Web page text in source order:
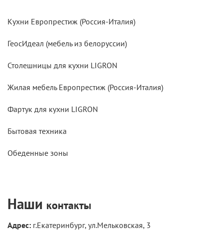
Кухни Европрестиж (Россия-Италия)
ГеосИдеал (мебель из белоруссии)
Столешницы для кухни LIGRON
Жилая мебель Европрестиж (Россия-Италия)
Фартук для кухни LIGRON
Бытовая техника
Обеденные зоны
Наши контакты
Адрес: г.Екатеринбург, ул.Мельковская, 3